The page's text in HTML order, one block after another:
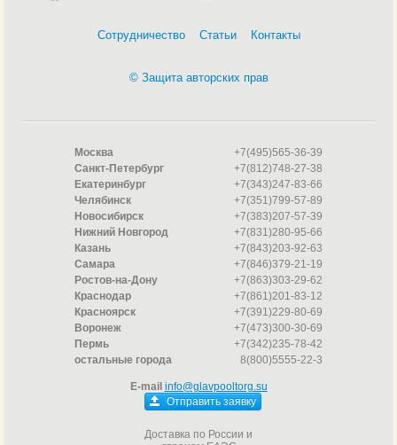
Сотрудничество Статьи Контакты
© Защита авторских прав
Москва
+7(495)565-36-39
Санкт-Петербург
+7(812)748-27-38
Екатеринбург
+7(343)247-83-66
Челябинск
+7(351)799-57-89
Новосибирск
+7(383)207-57-39
Нижний Новгород
+7(831)280-95-66
Казань
+7(843)203-92-63
Самара
+7(846)379-21-19
Ростов-на-Дону
+7(863)303-29-62
Краснодар
+7(861)201-83-12
Красноярск
+7(391)229-80-69
Воронеж
+7(473)300-30-69
Пермь
+7(342)235-78-42
остальные города
8(800)5555-22-3
E-mail info@glavpooltorg.su
Отправить заявку
Доставка по России и